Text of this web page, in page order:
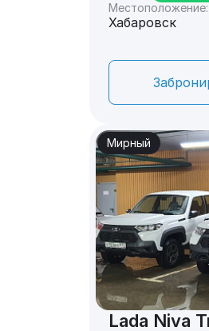
Местоположение:
Хабаровск
Мирный
Lada Niva